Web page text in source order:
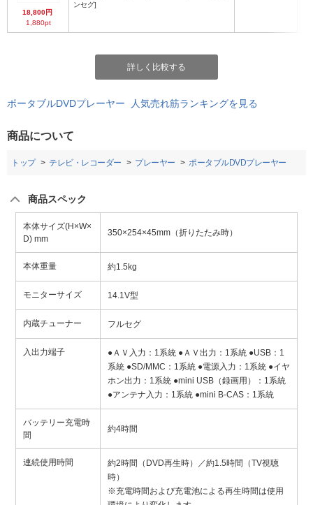
18,800円
1,880pt
ンセグ]
詳しく比較する
ポータブルDVDプレーヤー 人気売れ筋ランキングを見る
商品について
トップ テレビ・レコーダー プレーヤー ポータブルDVDプレーヤー
商品スペック
本体サイズ(H×W×
D) mm
350×254×45mm（折りたたみ時）
本体重量 約1.5kg
モニターサイズ 14.1V型
内蔵チューナー フルセグ
入出力端子
●ＡＶ入力：1系統 ●ＡＶ出力：1系統 ●USB：1
系統 ●SD/MMC：1系統 ●電源入力：1系統 ●イヤ
ホン出力：1系統 ●mini USB（録画用）：1系統
●アンテナ入力：1系統 ●mini B-CAS：1系統
バッテリー充電時
間
約4時間
連続使用時間
約2時間（DVD再生時）／約1.5時間（TV視聴
時）
※充電時間および充電池による再生時間は使用